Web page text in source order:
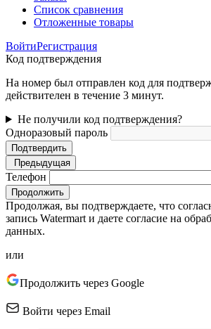
Список сравнения
Отложенные товары
ВойтиРегистрация
Код подтверждения
На номер был отправлен код для
действителен в течение 3 минут.
Не получили код подтверждения?
Одноразовый пароль
Подтвердить
Предыдущая
Телефон
Продолжить
Продолжая, вы подтверждаете, что
запись Watermart и даете согласие на
данных.
или
Продолжить через Google
Войти через Email